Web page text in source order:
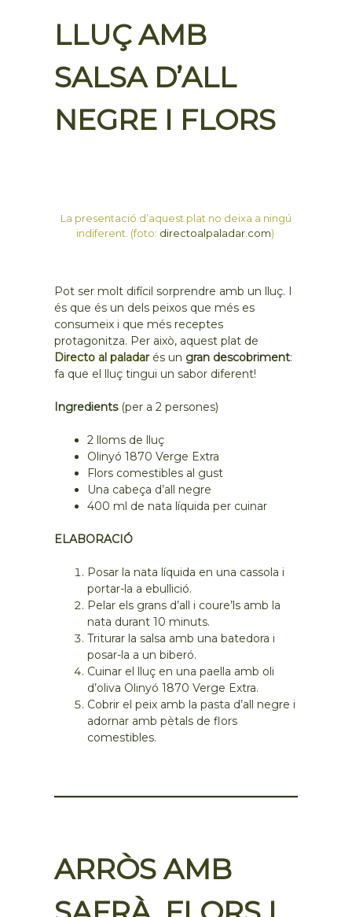
LLUÇ AMB
SALSA D’ALL
NEGRE I FLORS
La presentació d’aquest plat no deixa a ningú
indiferent. (foto: directoalpaladar.com)
Pot ser molt difícil sorprendre amb un lluç. I
és que és un dels peixos que més es
consumeix i que més receptes
protagonitza. Per això, aquest plat de
Directo al paladar és un gran descobriment:
fa que el lluç tingui un sabor diferent!
Ingredients (per a 2 persones)
2 lloms de lluç
Olinyó 1870 Verge Extra
Flors comestibles al gust
Una cabeça d’all negre
400 ml de nata líquida per cuinar
ELABORACIÓ
Posar la nata líquida en una cassola i
portar-la a ebullició.
Pelar els grans d’all i coure’ls amb la
nata durant 10 minuts.
Triturar la salsa amb una batedora i
posar-la a un biberó.
Cuinar el lluç en una paella amb oli
d’oliva Olinyó 1870 Verge Extra.
Cobrir el peix amb la pasta d’all negre i
adornar amb pètals de flors
comestibles.
ARRÒS AMB